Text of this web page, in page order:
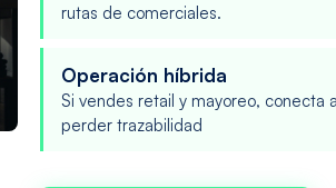
rutas de comerciales.
Operación híbrida
Si vendes retail y mayoreo, conecta
perder trazabilidad